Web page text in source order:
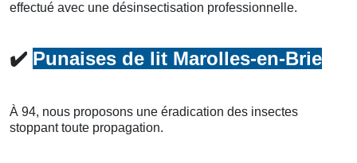
effectué avec une désinsectisation professionnelle.
✔️ Punaises de lit Marolles-en-Brie
À 94, nous proposons une éradication des insectes
stoppant toute propagation.